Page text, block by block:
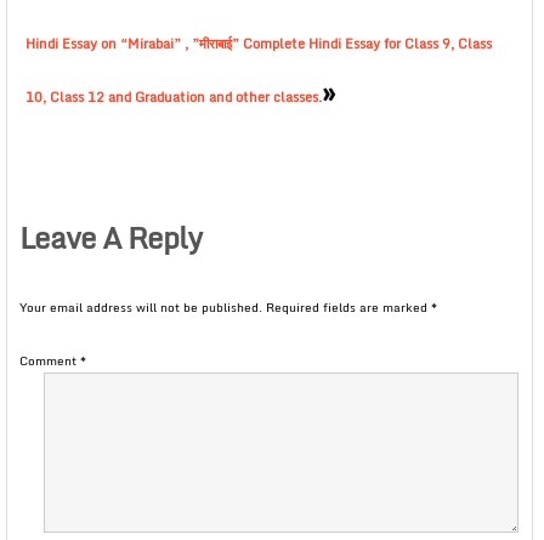
Hindi Essay on “Mirabai” , ”मीराबाई” Complete Hindi Essay for Class 9, Class
10, Class 12 and Graduation and other classes.»
Leave A Reply
Your email address will not be published. Required fields are marked *
Comment*